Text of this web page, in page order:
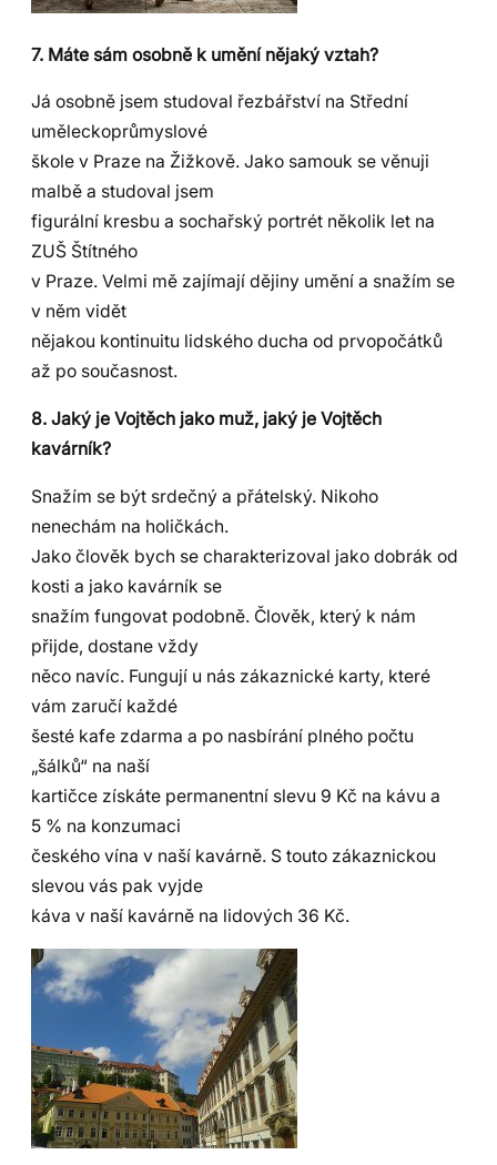
7. Máte sám osobně k umění nějaký vztah?
Já osobně jsem studoval řezbářství na Střední
uměleckoprůmyslové
škole v Praze na Žižkově. Jako samouk se věnuji
malbě a studoval jsem
figurální kresbu a sochařský portrét několik let na
ZUŠ Štítného
v Praze. Velmi mě zajímají dějiny umění a snažím se
v něm vidět
nějakou kontinuitu lidského ducha od prvopočátků
až po současnost.
8. Jaký je Vojtěch jako muž, jaký je Vojtěch
kavárník?
Snažím se být srdečný a přátelský. Nikoho
nenechám na holičkách.
Jako člověk bych se charakterizoval jako dobrák od
kosti a jako kavárník se
snažím fungovat podobně. Člověk, který k nám
přijde, dostane vždy
něco navíc. Fungují u nás zákaznické karty, které
vám zaručí každé
šesté kafe zdarma a po nasbírání plného počtu
„šálků“ na naší
kartičce získáte permanentní slevu 9 Kč na kávu a
5 % na konzumaci
českého vína v naší kavárně. S touto zákaznickou
slevou vás pak vyjde
káva v naší kavárně na lidových 36 Kč.